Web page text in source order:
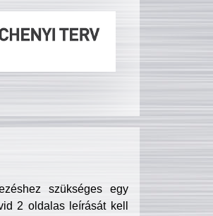
szükséges egy
2 oldalas leírását kell